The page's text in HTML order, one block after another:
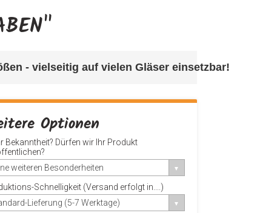
- vielseitig auf vielen Gläser einsetzbar!
Optionen
Bekanntheit? Dürfen wir Ihr Produkt
weiteren Besonderheiten
Schnelligkeit (Versand erfolgt in....)
Lieferung (5-7 Werktage)